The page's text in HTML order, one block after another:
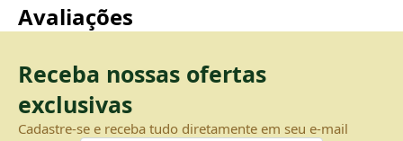
Avaliações
Receba nossas ofertas
exclusivas
Cadastre-se e receba tudo diretamente em seu e-mail